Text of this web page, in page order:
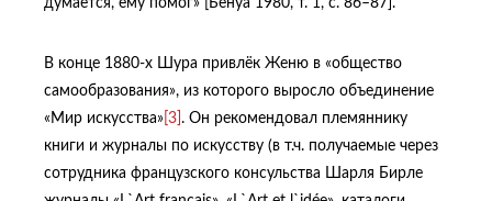
думается, ему помог» [Бенуа 1980, т. 1, с. 86–87].
В конце 1880-х Шура привлёк Женю в «общество
самообразования», из которого выросло объединение
«Мир искусства» [3] . Он рекомендовал племяннику
книги и журналы по искусству (в т.ч. получаемые через
сотрудника французского консульства Шарля Бирле